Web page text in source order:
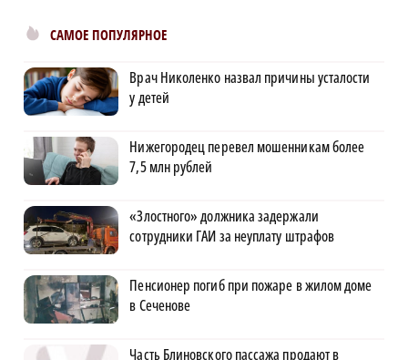
САМОЕ ПОПУЛЯРНОЕ
Врач Николенко назвал причины усталости
у детей
Нижегородец перевел мошенникам более
7,5 млн рублей
«Злостного» должника задержали
сотрудники ГАИ за неуплату штрафов
Пенсионер погиб при пожаре в жилом доме
в Сеченове
Часть Блиновского пассажа продают в